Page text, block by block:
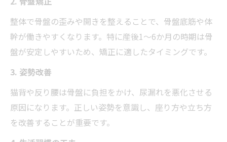
整体で骨盤の歪みや開きを整えることで、骨盤底筋や体
幹が働きやすくなります。特に産後1〜6か月の時期は骨
盤が安定しやすいため、矯正に適したタイミングです。
3. 姿勢改善
猫背や反り腰は骨盤に負担をかけ、尿漏れを悪化させる
原因になります。正しい姿勢を意識し、座り方や立ち方
を改善することが重要です。